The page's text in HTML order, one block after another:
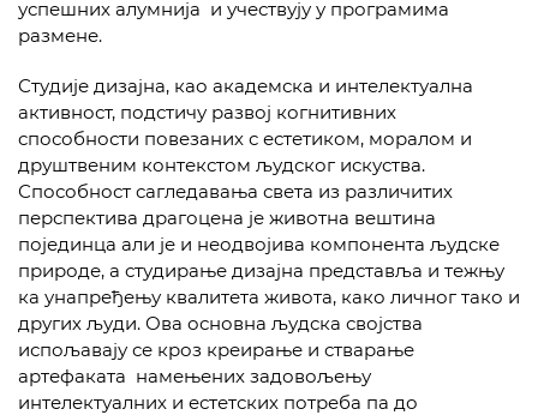
успешних алумнија и учествују у програмима
размене.
Студије дизајна, као академска и интелектуална
активност, подстичу развој когнитивних
способности повезаних с естетиком, моралом и
друштвеним контекстом људског искуства.
Способност сагледавања света из различитих
перспектива драгоцена је животна вештина
појединца али је и неодвојива компонента људске
природе, a студирање дизајна представља и тежњу
ка унапређењу квалитета живота, како личног тако и
других људи. Ова основна људска својства
испољавају се кроз креирање и стварање
артефаката намењених задовољењу
интелектуалних и естетских потреба па до